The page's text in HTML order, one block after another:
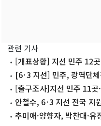
관련 기사
[개표상황] 지선 민주 12
빙 '접전'(종합)
[6·3 지선] 민주, 광역단
성(종합)
[출구조사]지선 민주 11
·부산북갑 접전
안철수, 6·3 지선 전국
택받아야"
추미애·양향자, 박찬대·